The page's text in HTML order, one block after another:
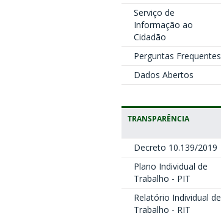
Serviço de
Informação ao
Cidadão
Perguntas Frequentes
Dados Abertos
TRANSPARÊNCIA
Decreto 10.139/2019
Plano Individual de
Trabalho - PIT
Relatório Individual de
Trabalho - RIT